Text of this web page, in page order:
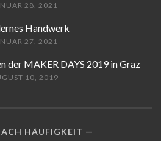
28, 2021
Handwerk
27, 2021
der MAKER DAYS 2019 in Graz
10, 2019
HÄUFIGKEIT